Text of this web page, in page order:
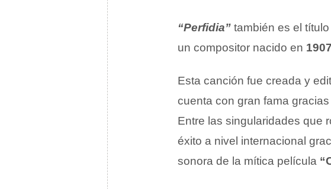
“Perfidia” también es el
un compositor nacido en 1907
Esta canción fue creada y
cuenta con gran fama
Entre las singularidades que
éxito a nivel internacional
sonora de la mítica película